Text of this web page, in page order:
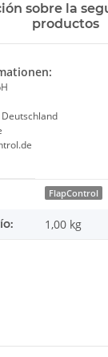
sobre la
productos
FlapControl
1,00 kg